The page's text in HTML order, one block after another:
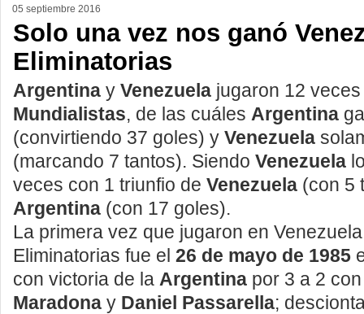
05 septiembre 2016
Solo una vez nos ganó
Eliminatorias
Argentina y Venezuela jugaron 12
Mundialistas, de las cuáles Argentina
(convirtiendo 37 goles) y Venezuela
(marcando 7 tantos). Siendo Venezuela
veces con 1 triunfio de Venezuela (con 5
Argentina (con 17 goles).
La primera vez que jugaron en
Eliminatorias fue el 26 de mayo de 1985
con victoria de la Argentina por 3 a 2
Maradona y Daniel Passarella;